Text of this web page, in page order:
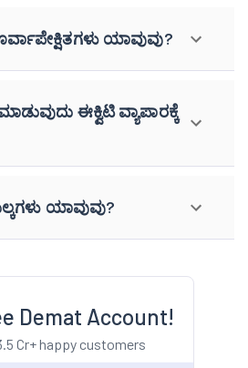
ಯಾವುವು?
ಈಕ್ವಿಟಿ ವ್ಯಾಪಾರಕ್ಕೆ
ಯಾವುವು?
Demat Account!
Cr+ happy customers